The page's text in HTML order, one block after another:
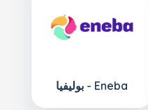
بوليفيا - Eneba